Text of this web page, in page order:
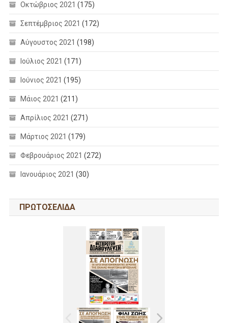
Οκτώβριος 2021 (175)
Σεπτέμβριος 2021 (172)
Αύγουστος 2021 (198)
Ιούλιος 2021 (171)
Ιούνιος 2021 (195)
Μάιος 2021 (211)
Απρίλιος 2021 (271)
Μάρτιος 2021 (179)
Φεβρουάριος 2021 (272)
Ιανουάριος 2021 (30)
ΠΡΩΤΟΣΕΛΙΔΑ